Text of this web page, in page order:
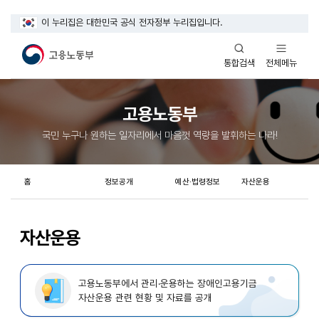
이 누리집은 대한민국 공식 전자정부 누리집입니다.
통합검색
열기
전체메뉴
열기
고용노동부
국민 누구나 원하는 일자리에서 마음껏 역량을 발휘하는 나라!
자산운용
홈 정보공개 예산·법령정보 자산운용
고용노동부에서 관리·운용하는 장애인고용기금
자산운용 관련 현황 및 자료를 공개